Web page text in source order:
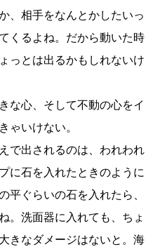
、相手をなんとかしたいっ
くるよね。だから動いた時
っとは出るかもしれないけ
な心、そして不動の心をイ
ゃいけない。
で出されるのは、われわれ
に石を入れたときのように
ぐらいの石を入れたら、
。洗面器に入れても、ちょ
きなダメージはないと。海